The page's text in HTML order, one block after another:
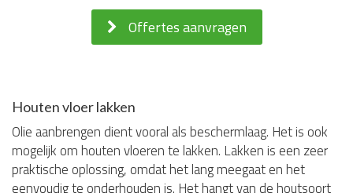
Offertes aanvragen
Houten vloer lakken
Olie aanbrengen dient vooral als beschermlaag. Het is ook
mogelijk om houten vloeren te lakken. Lakken is een zeer
praktische oplossing, omdat het lang meegaat en het
eenvoudig te onderhouden is. Het hangt van de houtsoort